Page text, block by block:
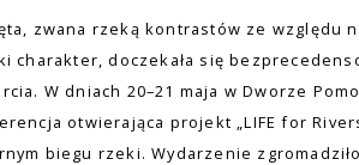
zwana rzeką kontrastów ze względu
charakter, doczekała się
W dniach 20–21 maja w Dworze
otwierająca projekt „LIFE for
biegu rzeki. Wydarzenie